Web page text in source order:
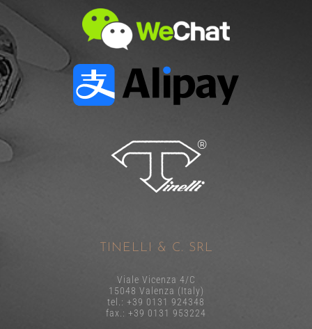
TINELLI & C. SRL
Viale Vicenza 4/C
15048 Valenza (Italy)
tel.: +39 0131 924348
fax.: +39 0131 953224